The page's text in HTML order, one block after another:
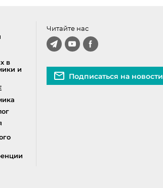
в
и
Читайте нас
Подписаться на новости